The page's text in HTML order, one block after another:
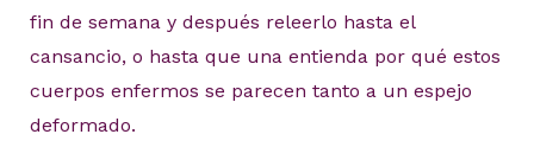
fin de semana y después releerlo hasta el
cansancio, o hasta que una entienda por qué estos
cuerpos enfermos se parecen tanto a un espejo
deformado.